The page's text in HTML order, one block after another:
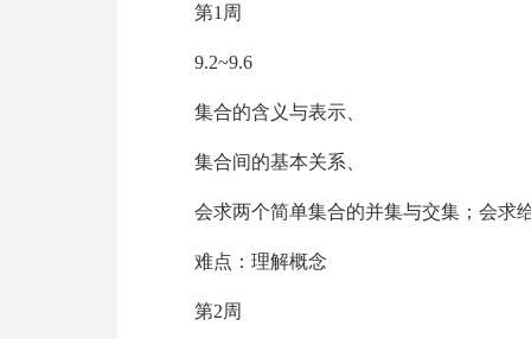
第1周
9.2~9.6
集合的含义与表示、
集合间的基本关系、
会求两个简单集合的并集与交集；会求
难点：理解概念
第2周